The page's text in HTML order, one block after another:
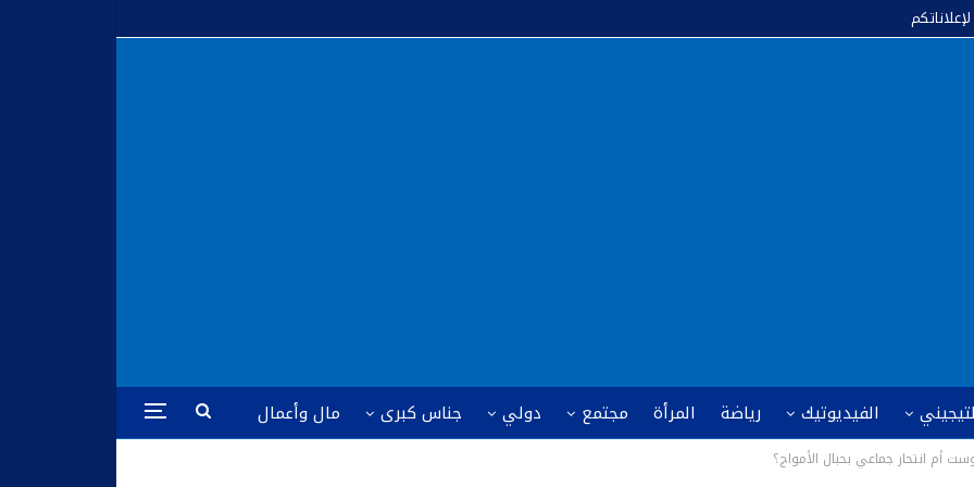
لإعلاناتكم
الفيديوتيك رياضة المرأة مجتمع دولي جناس كبرى
مال وأعمال
أم انتحار جماعي بحبال الأمواج؟